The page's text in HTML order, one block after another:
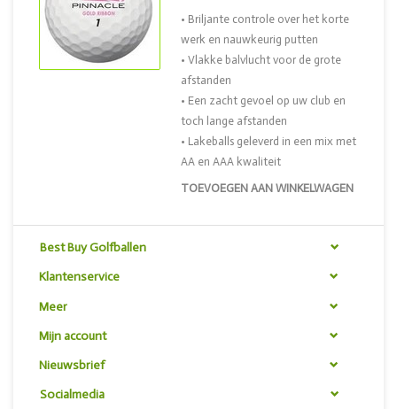
TOEVOEGEN AAN WINKELWAGEN
• Briljante controle over het korte
werk en nauwkeurig putten
• Vlakke balvlucht voor de grote
afstanden
• Een zacht gevoel op uw club en
toch lange afstanden
• Lakeballs geleverd in een mix met
AA en AAA kwaliteit
Best Buy Golfballen
Klantenservice
Meer
Mijn account
Nieuwsbrief
Socialmedia